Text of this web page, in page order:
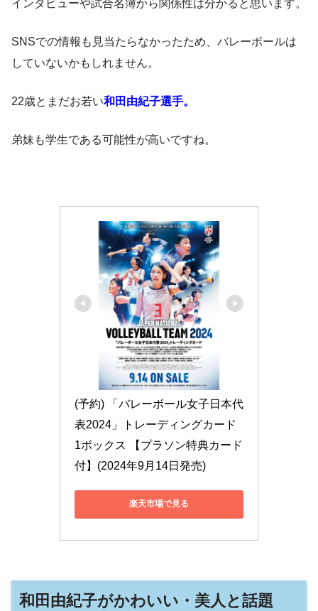
インタビューや試合名簿から関係性は分かると思います。
SNSでの情報も見当たらなかったため、バレーボールは
していないかもしれません。
22歳とまだお若い和田由紀子選手。
弟妹も学生である可能性が高いですね。
(予約) 「バレーボール女子日本代
表2024」トレーディングカード
1ボックス 【プラソン特典カード
付】(2024年9月14日発売)
楽天市場で見る
和田由紀子がかわいい・美人と話題